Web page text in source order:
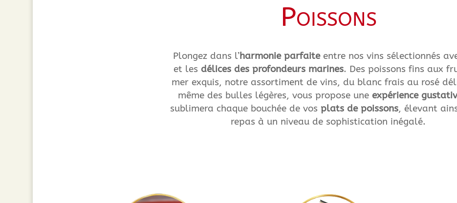
Poissons
Plongez dans l’harmonie parfaiteentre nos vins sélectionnés
et les délices des profondeurs marines. Des poissons fins aux
mer exquis, notre assortiment de vins, du blanc frais au rosé
même des bulles légères, vous propose une expérience
sublimera chaque bouchée de vos plats de poissons, élevant
repas à un niveau de sophistication inégalé.